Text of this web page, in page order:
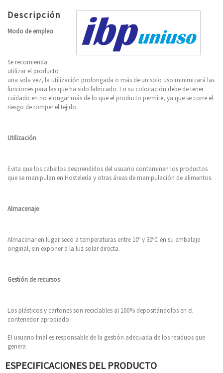
Descripción
Modo de empleo
Se recomienda
utilizar el producto
una sola vez, la utilización prolongada o más de un solo uso minimizará las
funciones para las que ha sido fabricado. En su colocación debe de tener
cuidado en no elongar más de lo que el producto permite, ya que se corre el
riesgo de romper el tejido.
Utilización
Evita que los cabellos desprendidos del usuario contaminen los productos
que se manipulan en Hostelería y otras áreas de manipulación de alimentos.
Almacenaje
Almacenar en lugar seco a temperaturas entre 10º y 30ºC en su embalaje
original, sin exponer a la luz solar directa.
Gestión de recursos
Los plásticos y cartones son reciclables al 100% depositándolos en el
contenedor apropiado.
El usuario final es responsable de la gestión adecuada de los residuos que
genera
ESPECIFICACIONES DEL PRODUCTO